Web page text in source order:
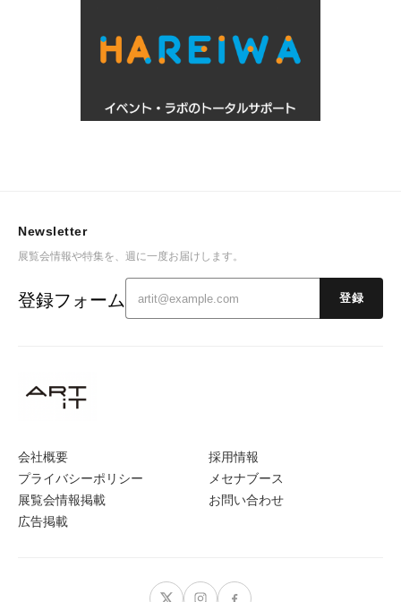
会社概要
プライバシーポリシー
展覧会情報掲載
広告掲載
採用情報
メセナブース
お問い合わせ
Newsletter
展覧会情報や特集を、週に一度お届けします。
登録フォーム 登録